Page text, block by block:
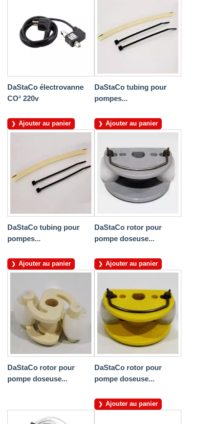
DaStaCo électrovanne
CO² 220v
Ajouter au panier
DaStaCo tubing pour
pompes...
Ajouter au panier
DaStaCo tubing pour
pompes...
Ajouter au panier
DaStaCo rotor pour
pompe doseuse...
Ajouter au panier
DaStaCo rotor pour
pompe doseuse...
DaStaCo rotor pour
pompe doseuse...
Ajouter au panier